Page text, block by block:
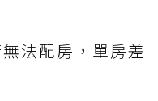
法配房，單房差